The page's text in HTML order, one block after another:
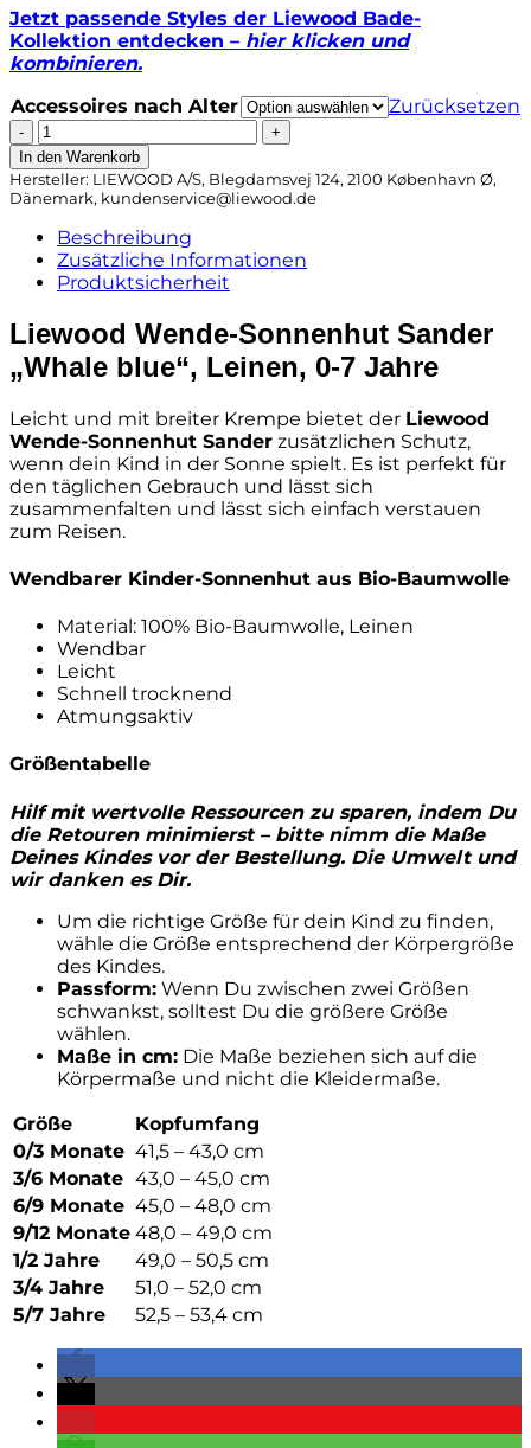
Jetzt passende Styles der Liewood Bade-
Kollektion entdecken – hier klicken und
kombinieren.
Accessoires nach Alter
Zurücksetzen
Liewood
Wende-
Sonnenhut
Sander
blue“,
Leinen,
0-
Menge
In den Warenkorb
Hersteller: LIEWOOD A/S, Blegdamsvej 124, 2100 København Ø,
Dänemark, kundenservice@liewood.de
Beschreibung
Zusätzliche Informationen
Produktsicherheit
Liewood Wende-Sonnenhut Sander
„Whale blue“, Leinen, 0-7 Jahre
Leicht und mit breiter Krempe bietet der Liewood
Wende-Sonnenhut Sander zusätzlichen Schutz,
wenn dein Kind in der Sonne spielt. Es ist perfekt für
den täglichen Gebrauch und lässt sich
zusammenfalten und lässt sich einfach verstauen
zum Reisen.
Wendbarer Kinder-Sonnenhut aus Bio-Baumwolle
Material: 100% Bio-Baumwolle, Leinen
Wendbar
Leicht
Schnell trocknend
Atmungsaktiv
Größentabelle
Hilf mit wertvolle Ressourcen zu sparen, indem Du
die Retouren minimierst – bitte nimm die Maße
Deines Kindes vor der Bestellung. Die Umwelt und
wir danken es Dir.
Um die richtige Größe für dein Kind zu finden,
wähle die Größe entsprechend der Körpergröße
des Kindes.
Passform: Wenn Du zwischen zwei Größen
schwankst, solltest Du die größere Größe
wählen.
Maße in cm: Die Maße beziehen sich auf die
Körpermaße und nicht die Kleidermaße.
Größe
Kopfumfang
0/3 Monate 41,5 – 43,0 cm
3/6 Monate 43,0 – 45,0 cm
6/9 Monate 45,0 – 48,0 cm
9/12 Monate 48,0 – 49,0 cm
1/2 Jahre
49,0 – 50,5 cm
3/4 Jahre
51,0 – 52,0 cm
5/7 Jahre
52,5 – 53,4 cm